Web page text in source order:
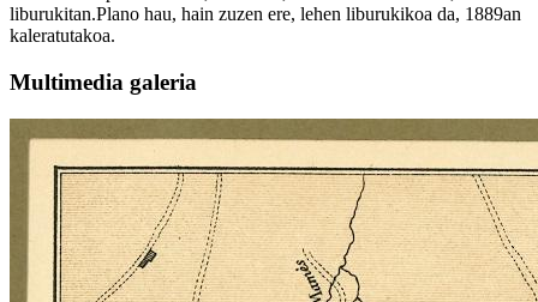
liburukitan.Plano hau, hain zuzen ere, lehen liburukikoa da, 1889an
kaleratutakoa.
Multimedia galeria